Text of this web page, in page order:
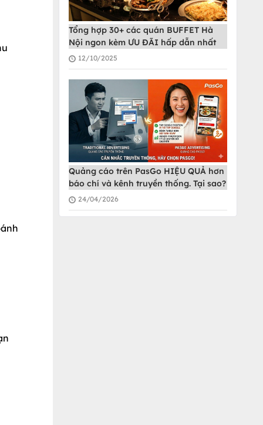
Tổng hợp 30+ các quán BUFFET Hà
Nội ngon kèm ƯU ĐÃI hấp dẫn nhất
12/10/2025
Quảng cáo trên PasGo HIỆU QUẢ hơn
báo chí và kênh truyền thống. Tại sao?
24/04/2026